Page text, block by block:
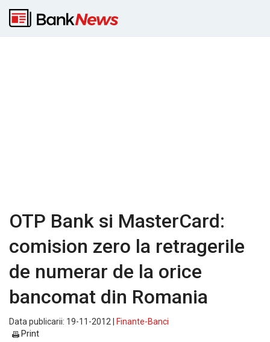
OTP Bank si MasterCard:
comision zero la retragerile
de numerar de la orice
bancomat din Romania
Data publicarii: 19-11-2012 |
Finante-Banci
Print